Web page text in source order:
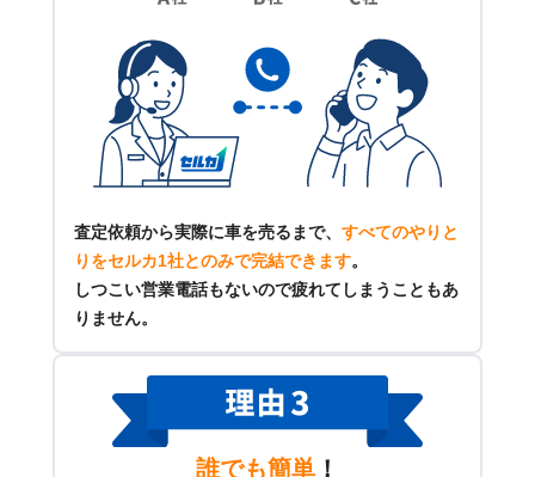
査定依頼から実際に車を売るまで、 すべてのやりと
りをセルカ1社とのみで完結できます。
しつこい営業電話もないので疲れてしまうこともあ
りません。
誰でも簡単 ！